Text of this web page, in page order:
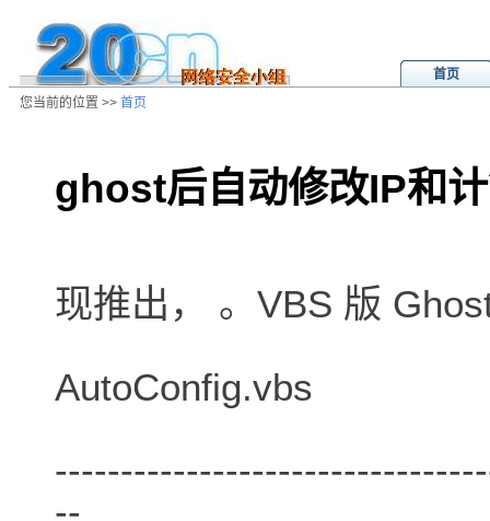
首页
您当前的位置 >> 首页
ghost后自动修改IP和
现推出， 。VBS 版
AutoConfig.vbs
--